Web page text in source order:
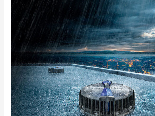
produselor
GEBERIT